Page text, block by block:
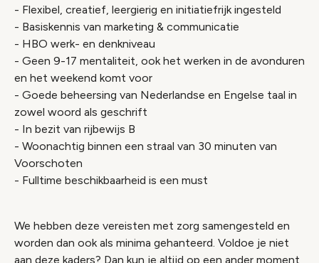
- Flexibel, creatief, leergierig en initiatiefrijk ingesteld
- Basiskennis van marketing & communicatie
- HBO werk- en denkniveau
- Geen 9-17 mentaliteit, ook het werken in de avonduren
en het weekend komt voor
- Goede beheersing van Nederlandse en Engelse taal in
zowel woord als geschrift
- In bezit van rijbewijs B
- Woonachtig binnen een straal van 30 minuten van
Voorschoten
- Fulltime beschikbaarheid is een must
We hebben deze vereisten met zorg samengesteld en
worden dan ook als minima gehanteerd. Voldoe je niet
aan deze kaders? Dan kun je altijd op een ander moment